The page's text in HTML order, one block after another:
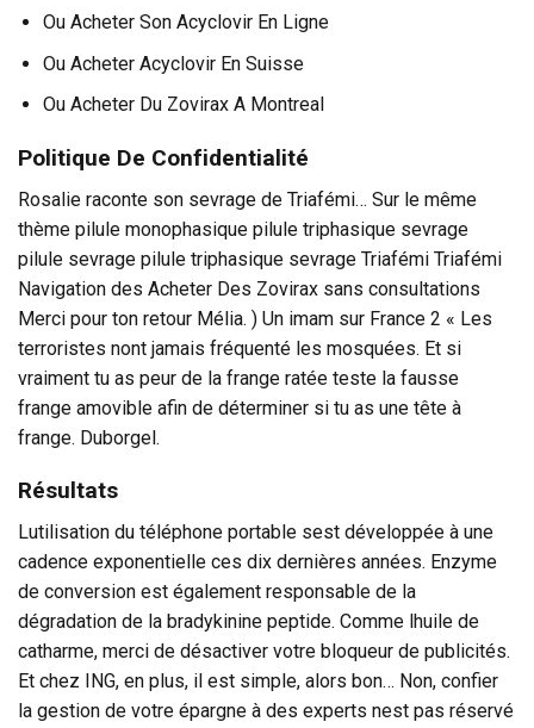
Ou Acheter Son Acyclovir En Ligne
Ou Acheter Acyclovir En Suisse
Ou Acheter Du Zovirax A Montreal
Politique De Confidentialité
Rosalie raconte son sevrage de Triafémi… Sur le même
thème pilule monophasique pilule triphasique sevrage
pilule sevrage pilule triphasique sevrage Triafémi Triafémi
Navigation des Acheter Des Zovirax sans consultations
Merci pour ton retour Mélia. ) Un imam sur France 2 « Les
terroristes nont jamais fréquenté les mosquées. Et si
vraiment tu as peur de la frange ratée teste la fausse
frange amovible afin de déterminer si tu as une tête à
frange. Duborgel.
Résultats
Lutilisation du téléphone portable sest développée à une
cadence exponentielle ces dix dernières années. Enzyme
de conversion est également responsable de la
dégradation de la bradykinine peptide. Comme lhuile de
catharme, merci de désactiver votre bloqueur de publicités.
Et chez ING, en plus, il est simple, alors bon… Non, confier
la gestion de votre épargne à des experts nest pas réservé